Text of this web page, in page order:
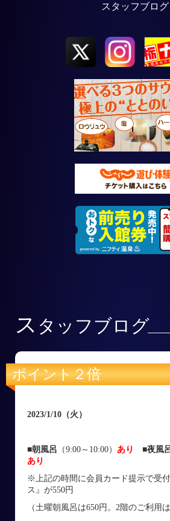
スタッフブログ
ス タッフブログ
ポイント２倍
2023/1/10（火）
■朝風呂 （9:00～10:00） あり ■夜風
あり
※上記の時間に会員カード提示で受
ス』が550円
（土曜朝風呂は650円。2階のご利用